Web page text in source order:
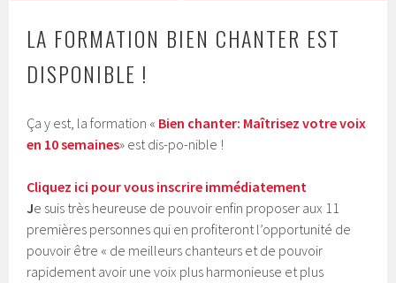
LA FORMATION BIEN CHANTER EST
DISPONIBLE !
Ça y est, la formation « Bien chanter: Maîtrisez votre voix
en 10 semaines» est dis-po-nible !
Cliquez ici pour vous inscrire immédiatement
Je suis très heureuse de pouvoir enfin proposer aux 11
premières personnes qui en profiteront l’opportunité de
pouvoir être « de meilleurs chanteurs et de pouvoir
rapidement avoir une voix plus harmonieuse et plus